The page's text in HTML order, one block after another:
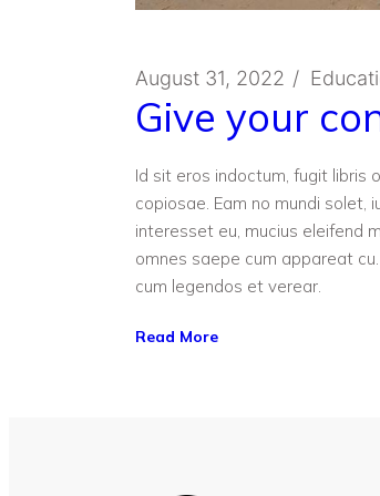
August 31, 2022
Give your
Id sit eros indoctum, fugit libris
copiosae. Eam no mundi solet,
interesset eu, mucius eleifend
omnes saepe cum appareat
cum legendos et verear.
Read More